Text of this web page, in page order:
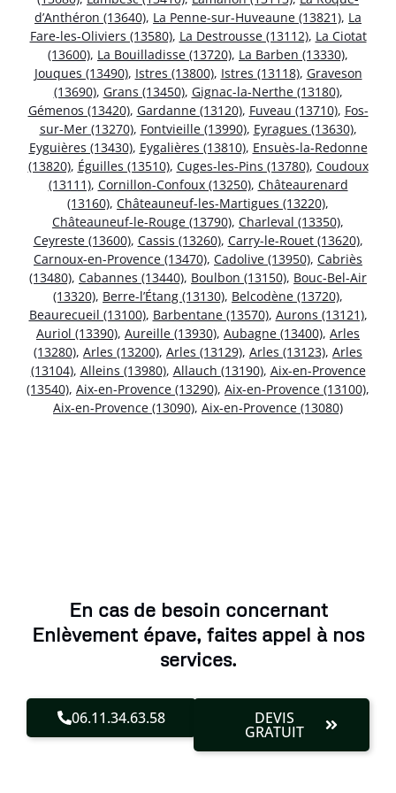
d’Anthéron (13640), La Penne-sur-Huveaune (13821), La
Fare-les-Oliviers (13580), La Destrousse (13112), La Ciotat
(13600), La Bouilladisse (13720), La Barben (13330),
Jouques (13490), Istres (13800), Istres (13118), Graveson
(13690), Grans (13450), Gignac-la-Nerthe (13180),
Gémenos (13420), Gardanne (13120), Fuveau (13710), Fos-
sur-Mer (13270), Fontvieille (13990), Eyragues (13630),
Eyguières (13430), Eygalières (13810), Ensuès-la-Redonne
(13820), Éguilles (13510), Cuges-les-Pins (13780), Coudoux
(13111), Cornillon-Confoux (13250), Châteaurenard
(13160), Châteauneuf-les-Martigues (13220),
Châteauneuf-le-Rouge (13790), Charleval (13350),
Ceyreste (13600), Cassis (13260), Carry-le-Rouet (13620),
Carnoux-en-Provence (13470), Cadolive (13950), Cabriès
(13480), Cabannes (13440), Boulbon (13150), Bouc-Bel-Air
(13320), Berre-l’Étang (13130), Belcodène (13720),
Beaurecueil (13100), Barbentane (13570), Aurons (13121),
Auriol (13390), Aureille (13930), Aubagne (13400), Arles
(13280), Arles (13200), Arles (13129), Arles (13123), Arles
(13104), Alleins (13980), Allauch (13190), Aix-en-Provence
(13540), Aix-en-Provence (13290), Aix-en-Provence (13100),
Aix-en-Provence (13090), Aix-en-Provence (13080)
En cas de besoin concernant
Enlèvement épave, faites appel à nos
services.
06.11.34.63.58 DEVIS
GRATUIT